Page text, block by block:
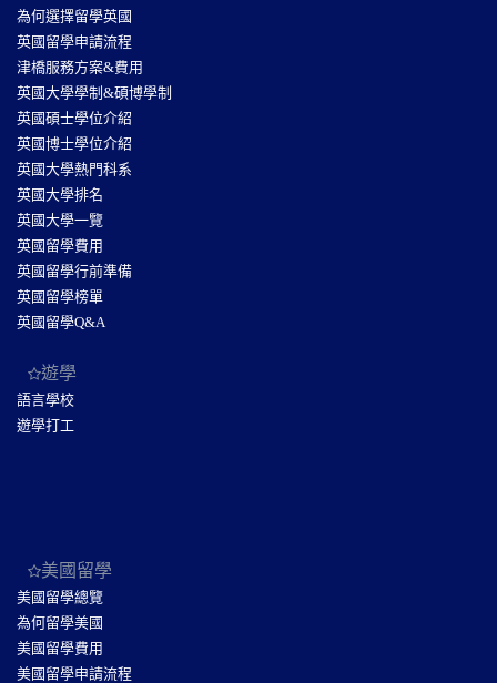
為何選擇留學英國
英國留學申請流程
津橋服務方案&費用
英國大學學制&碩博學制
英國碩士學位介紹
英國博士學位介紹
英國大學熱門科系
英國大學排名
英國大學一覽
英國留學費用
英國留學行前準備
英國留學榜單
英國留學Q&A
遊學
語言學校
遊學打工
美國留學
美國留學總覽
為何留學美國
美國留學費用
美國留學申請流程